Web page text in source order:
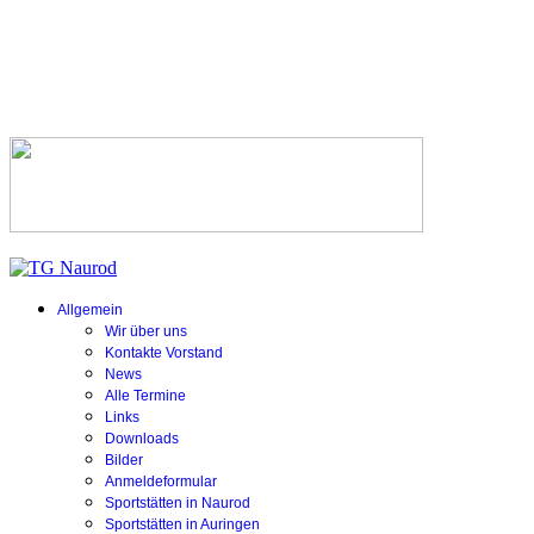
Allgemein
Wir über uns
Kontakte Vorstand
News
Alle Termine
Links
Downloads
Bilder
Anmeldeformular
Sportstätten in Naurod
Sportstätten in Auringen